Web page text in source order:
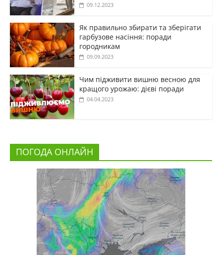
09.12.2023
Як правильно збирати та зберігати
гарбузове насіння: поради
городникам
09.09.2023
Чим підживити вишню весною для
кращого урожаю: дієві поради
04.04.2023
ПОГОДА ОНЛАЙН